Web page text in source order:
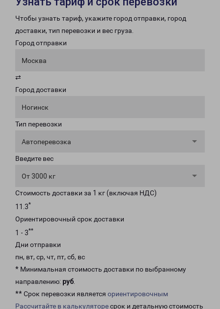
Чтобы узнать тариф, укажите город отправки, город
доставки, тип перевозки и вес груза.
Город отправки
Москва
⇄
Город доставки
Ногинск
Тип перевозки
Автоперевозка
Введите вес
От 3000 кг
Стоимость доставки за 1 кг (включая НДС)
11.3*
Ориентировочный срок доставки
1 - 3**
Дни отправки
пн, вт, ср, чт, пт, сб, вс
* Минимальная стоимость доставки по выбранному
направлению: руб.
** Срок перевозки является ориентировочным
Рассчитайте в калькуляторесрок и детальную стоимость